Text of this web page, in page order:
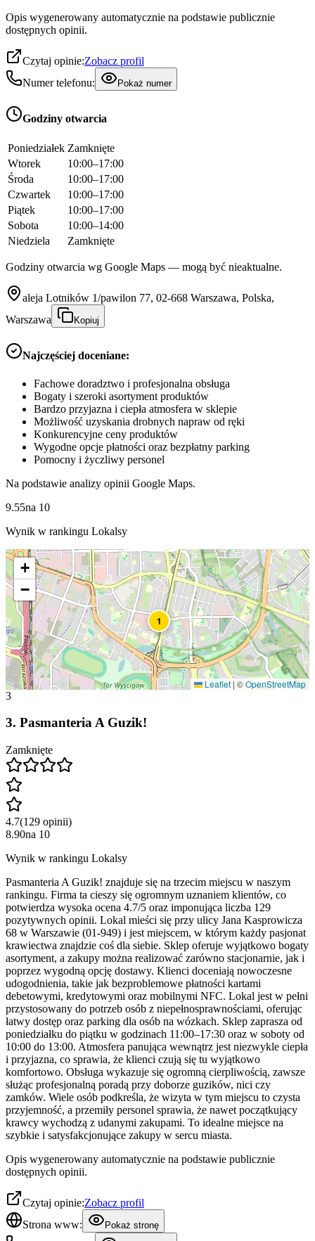
Opis wygenerowany automatycznie na podstawie publicznie
dostępnych opinii.
Czytaj opinie:Zobacz profil
Numer telefonu:
Pokaż numer
Godziny otwarcia
Poniedziałek Zamknięte
Wtorek
10:00–17:00
Środa
10:00–17:00
Czwartek
10:00–17:00
Piątek
10:00–17:00
Sobota
10:00–14:00
Niedziela
Zamknięte
Godziny otwarcia wg Google Maps — mogą być nieaktualne.
aleja Lotników 1/pawilon 77, 02-668 Warszawa, Polska,
Warszawa
Kopiuj
Najczęściej doceniane:
Fachowe doradztwo i profesjonalna obsługa
Bogaty i szeroki asortyment produktów
Bardzo przyjazna i ciepła atmosfera w sklepie
Możliwość uzyskania drobnych napraw od ręki
Konkurencyjne ceny produktów
Wygodne opcje płatności oraz bezpłatny parking
Pomocny i życzliwy personel
Na podstawie analizy opinii Google Maps.
9.55na 10
Wynik w rankingu Lokalsy
1
+
−
Leaflet |©OpenStreetMap
3
3. Pasmanteria A Guzik!
Zamknięte
4.7(129 opinii)
8.90na 10
Wynik w rankingu Lokalsy
Pasmanteria A Guzik! znajduje się na trzecim miejscu w naszym
rankingu. Firma ta cieszy się ogromnym uznaniem klientów, co
potwierdza wysoka ocena 4.7/5 oraz imponująca liczba 129
pozytywnych opinii. Lokal mieści się przy ulicy Jana Kasprowicza
68 w Warszawie (01-949) i jest miejscem, w którym każdy pasjonat
krawiectwa znajdzie coś dla siebie. Sklep oferuje wyjątkowo bogaty
asortyment, a zakupy można realizować zarówno stacjonarnie, jak i
poprzez wygodną opcję dostawy. Klienci doceniają nowoczesne
udogodnienia, takie jak bezproblemowe płatności kartami
debetowymi, kredytowymi oraz mobilnymi NFC. Lokal jest w pełni
przystosowany do potrzeb osób z niepełnosprawnościami, oferując
łatwy dostęp oraz parking dla osób na wózkach. Sklep zaprasza od
poniedziałku do piątku w godzinach 11:00–17:30 oraz w soboty od
10:00 do 13:00. Atmosfera panująca wewnątrz jest niezwykle ciepła
i przyjazna, co sprawia, że klienci czują się tu wyjątkowo
komfortowo. Obsługa wykazuje się ogromną cierpliwością, zawsze
służąc profesjonalną poradą przy doborze guzików, nici czy
zamków. Wiele osób podkreśla, że wizyta w tym miejscu to czysta
przyjemność, a przemiły personel sprawia, że nawet początkujący
krawcy wychodzą z udanymi zakupami. To idealne miejsce na
szybkie i satysfakcjonujące zakupy w sercu miasta.
Opis wygenerowany automatycznie na podstawie publicznie
dostępnych opinii.
Czytaj opinie:Zobacz profil
Strona www:
Pokaż stronę